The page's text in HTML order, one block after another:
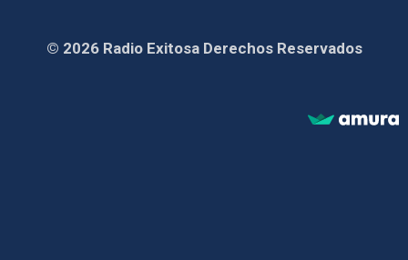
© 2026 Radio Exitosa Derechos Reservados